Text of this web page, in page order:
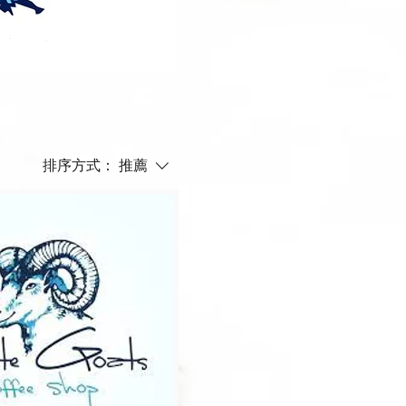
排序方式： 推薦